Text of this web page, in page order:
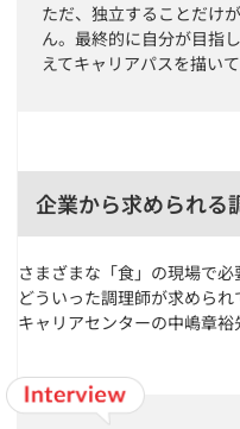
ただ、独立することだけ
ん。最終的に自分が目指
えてキャリアパスを描い
企業から求められる
さまざまな「食」の現場で
どういった調理師が求めら
キャリアセンターの中嶋章裕